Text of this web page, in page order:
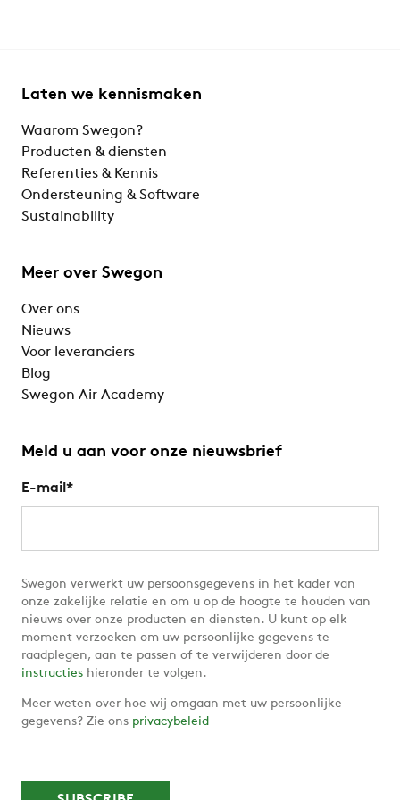
Laten we kennismaken
Waarom Swegon?
Producten & diensten
Referenties & Kennis
Ondersteuning & Software
Sustainability
Meer over Swegon
Over ons
Nieuws
Voor leveranciers
Blog
Swegon Air Academy
Meld u aan voor onze nieuwsbrief
E-mail *
Swegon verwerkt uw persoonsgegevens in het kader van
onze zakelijke relatie en om u op de hoogte te houden van
nieuws over onze producten en diensten. U kunt op elk
moment verzoeken om uw persoonlijke gegevens te
raadplegen, aan te passen of te verwijderen door de
instructies hieronder te volgen.
Meer weten over hoe wij omgaan met uw persoonlijke
gegevens? Zie ons privacybeleid